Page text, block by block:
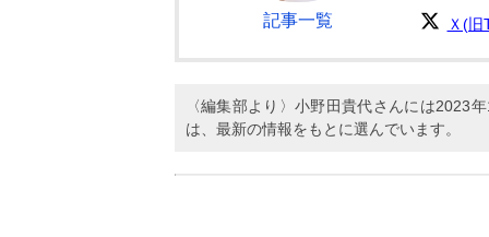
記事一覧
Ｘ(旧
〈編集部より〉小野田貴代さんには2023
は、最新の情報をもとに選んでいます。